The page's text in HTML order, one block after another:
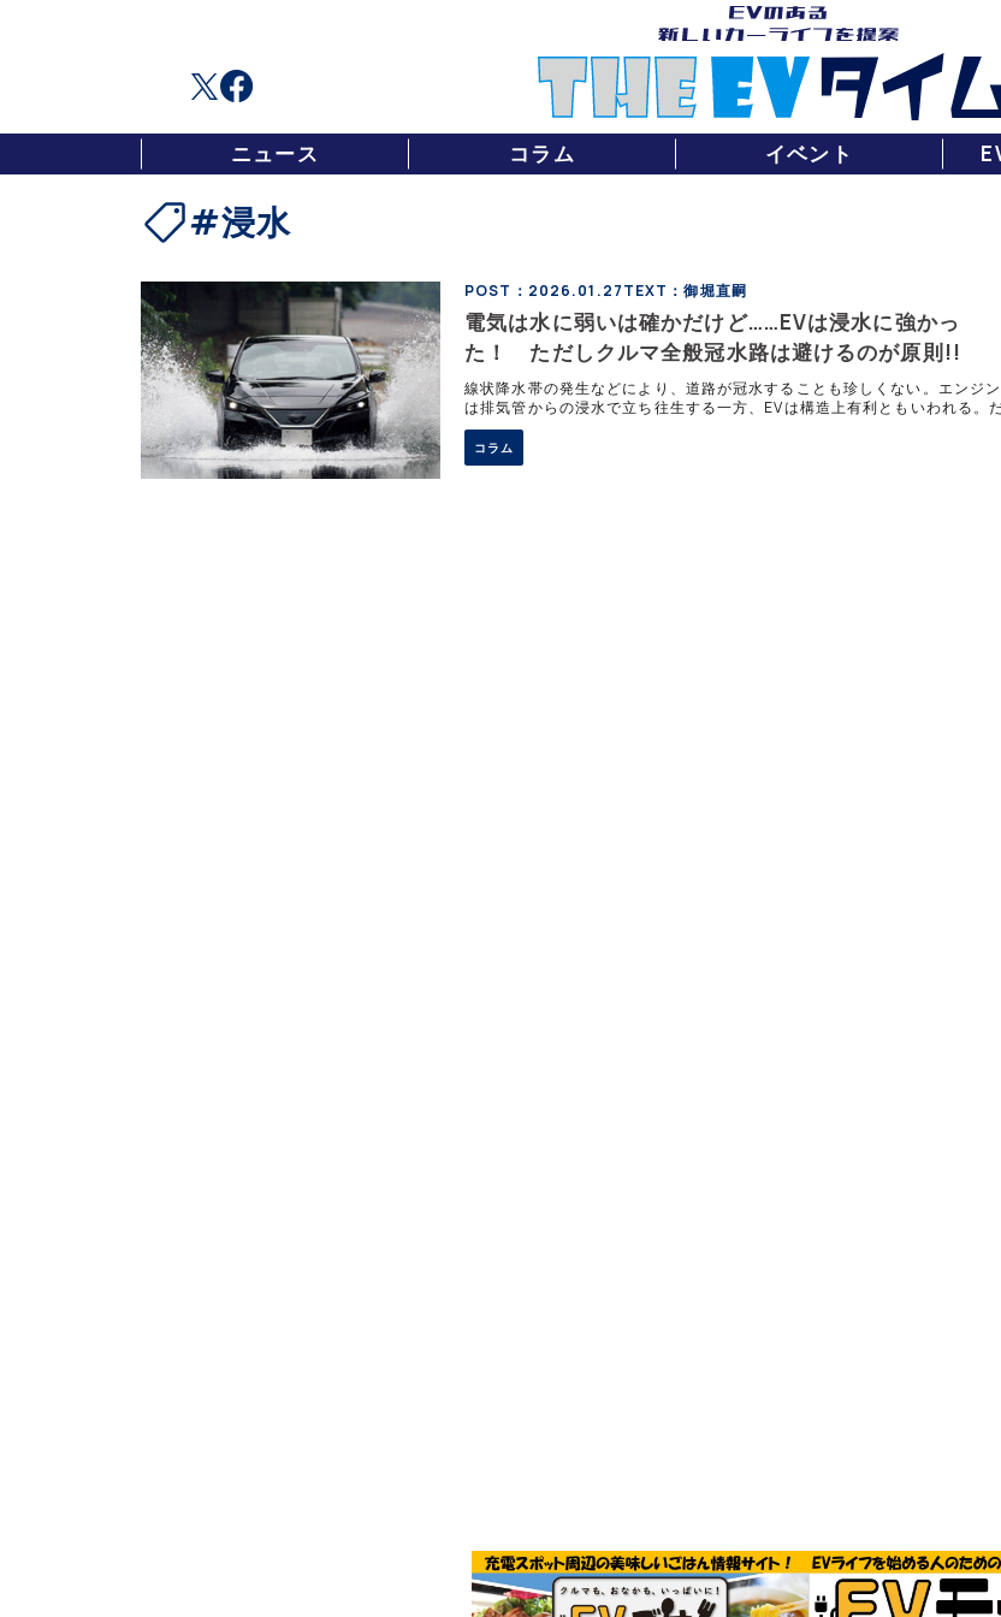
ニュース コラム イベント
#浸水
POST：2026.01.27TEXT：御堀直嗣
電気は水に弱いは確かだけど……EVは浸水に強かっ
た！ ただしクルマ全般冠水路は避けるのが原則!!
線状降水帯の発生などにより、道路が冠水することも珍しくない。エンジ
は排気管からの浸水で立ち往生する一方、EVは構造上有利ともいわれる。だ
「EVなら大丈夫」という思い込みは危険だ。冠水路に潜む本当のリスクと絶
に避けるべき判断ポイントを整理する。
コラム